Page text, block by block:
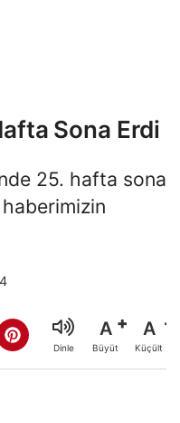
Sona Erdi
25. hafta sona
Dinle
A
Büyüt
A
Küçült